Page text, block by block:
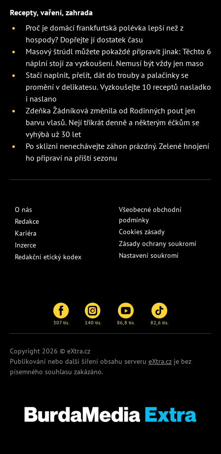
Recepty, vaření, zahrada
Proč je domácí frankfurtská polévka lepší než z
hospody? Dopřejte jí dostatek času
Masový štrúdl můžete pokaždé připravit jinak: Těchto 6
náplní stojí za vyzkoušení. Nemusí být vždy jen maso
Stačí naplnit, přelít, dát do trouby a palačinky se
promění v delikatesu. Vyzkoušejte 10 receptů nasladko
i naslano
Zdeňka Žádníková změnila od Rodinných pout jen
barvu vlasů. Nejí třikrát denně a některým éčkům se
vyhýbá už 30 let
Po sklizni nenechávejte záhon prázdný. Zelené hnojení
ho připraví na příští sezonu
O nás
Redakce
Kariéra
Inzerce
Redakční etický kodex
Všeobecné obchodní
podmínky
Cookies zásady
Zásady ochrany soukromí
Nastavení soukromí
307 tis. 140 tis. 86,8 tis. 82,6 tis.
Copyright 2026 © eXtra.cz
Publikování nebo další šíření obsahu serveru eXtra.cz je bez
písemného souhlasu zakázáno.